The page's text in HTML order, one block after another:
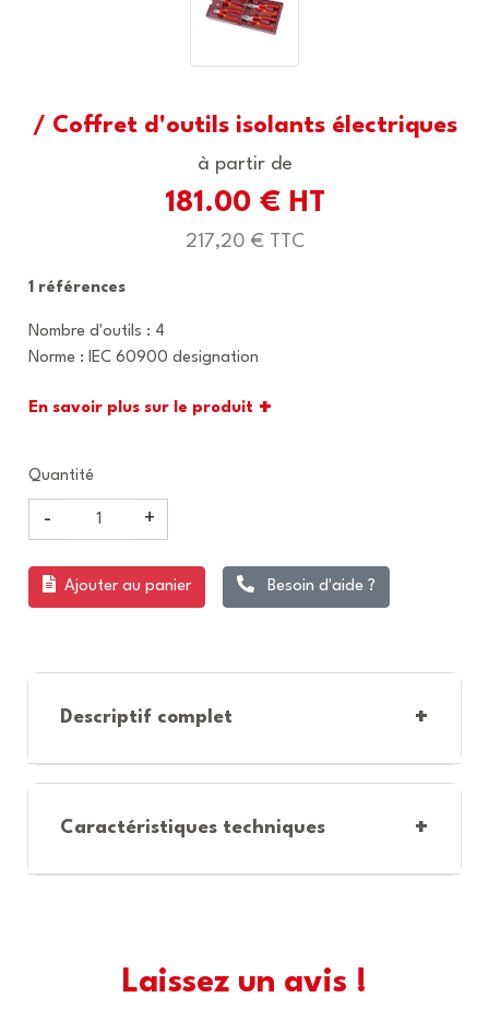
/ Coffret d'outils isolants électriques
à partir de
181.00 € HT
217,20 € TTC
1 références
Nombre d'outils : 4
Norme : IEC 60900 designation
En savoir plus sur le produit +
Quantité
- +
Ajouter au panier Besoin d'aide ?
Descriptif complet +
Caractéristiques techniques +
Laissez un avis !